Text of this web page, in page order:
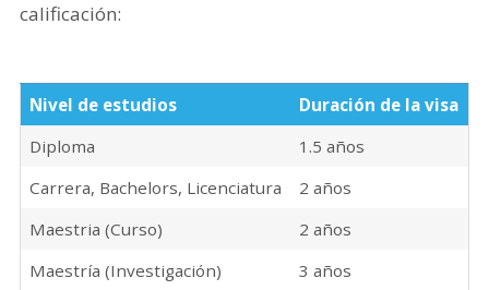
calificación:
Nivel de estudios
Duración de la visa
Diploma
1.5 años
Carrera, Bachelors, Licenciatura
2 años
Maestria (Curso)
2 años
Maestría (Investigación)
3 años